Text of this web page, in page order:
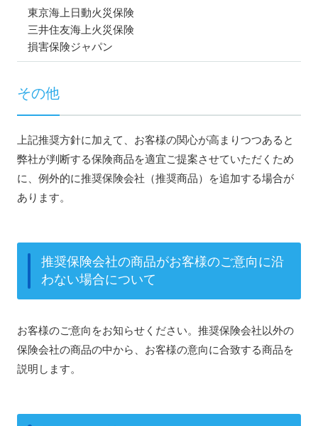
東京海上日動火災保険
三井住友海上火災保険
損害保険ジャパン
その他
上記推奨方針に加えて、お客様の関心が高まりつつあると
弊社が判断する保険商品を適宜ご提案させていただくため
に、例外的に推奨保険会社（推奨商品）を追加する場合が
あります。
推奨保険会社の商品がお客様のご意向に沿
わない場合について
お客様のご意向をお知らせください。推奨保険会社以外の
保険会社の商品の中から、お客様の意向に合致する商品を
説明します。